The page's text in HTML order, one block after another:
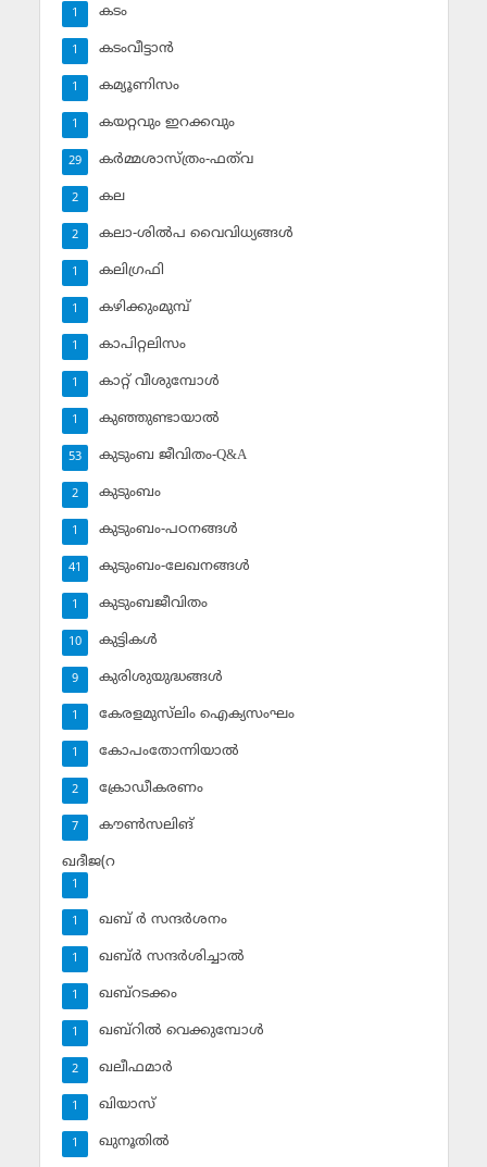
കടം
1
കടംവീട്ടാന്‍
1
കമ്യൂണിസം
1
കയറ്റവും ഇറക്കവും
1
കര്‍മ്മശാസ്ത്രം-ഫത്‌വ
29
കല
2
കലാ-ശില്‍പ വൈവിധ്യങ്ങള്‍
2
കലിഗ്രഫി
1
കഴിക്കുംമുമ്പ്
1
കാപിറ്റലിസം
1
കാറ്റ് വീശുമ്പോള്‍
1
കുഞ്ഞുണ്ടായാല്‍
1
കുടുംബ ജീവിതം-Q&A
53
കുടുംബം
2
കുടുംബം-പഠനങ്ങള്‍
1
കുടുംബം-ലേഖനങ്ങള്‍
41
കുടുംബജീവിതം
1
കുട്ടികള്‍
10
കുരിശുയുദ്ധങ്ങള്‍
9
കേരളമുസ്‌ലിം ഐക്യസംഘം
1
കോപംതോന്നിയാല്‍
1
ക്രോഡീകരണം
2
കൗണ്‍സലിങ്‌
7
ഖദീജ(റ
1
ഖബ് ര്‍ സന്ദര്‍ശനം
1
ഖബ്ര്‍ സന്ദര്‍ശിച്ചാല്‍
1
ഖബ്‌റടക്കം
1
ഖബ്‌റില്‍ വെക്കുമ്പോള്‍
1
ഖലീഫമാര്‍
2
ഖിയാസ്
1
ഖുനൂതില്‍
1